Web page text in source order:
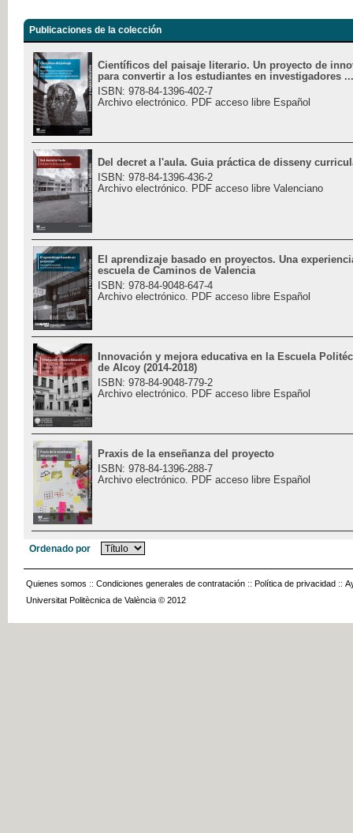
Publicaciones de la colección
Científicos del paisaje literario. Un proyecto de
para convertir a los estudiantes en investigadores ...
ISBN: 978-84-1396-402-7
Archivo electrónico. PDF acceso libre Español
Del decret a l'aula. Guia práctica de disseny
ISBN: 978-84-1396-436-2
Archivo electrónico. PDF acceso libre Valenciano
El aprendizaje basado en proyectos. Una
escuela de Caminos de Valencia
ISBN: 978-84-9048-647-4
Archivo electrónico. PDF acceso libre Español
Innovación y mejora educativa en la Escuela
de Alcoy (2014-2018)
ISBN: 978-84-9048-779-2
Archivo electrónico. PDF acceso libre Español
Praxis de la enseñanza del proyecto
ISBN: 978-84-1396-288-7
Archivo electrónico. PDF acceso libre Español
Ordenado por
Quienes somos :: Condiciones generales de contratación :: Política de privacidad ::
Universitat Politècnica de València © 2012